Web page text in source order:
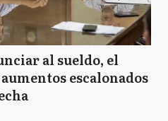
al sueldo, el
escalonados